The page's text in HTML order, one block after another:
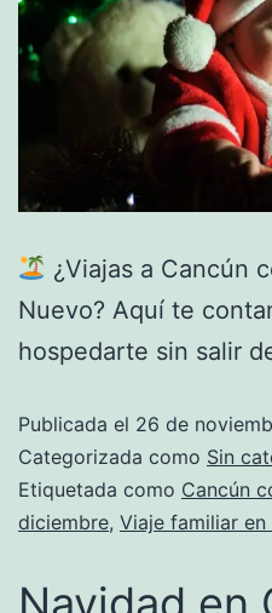
¿Viajas a Cancún
Nuevo? Aquí te
hospedarte sin salir
Publicada el 26 de
Categorizada como Sin
Etiquetada como Cancún
diciembre, Viaje familiar en